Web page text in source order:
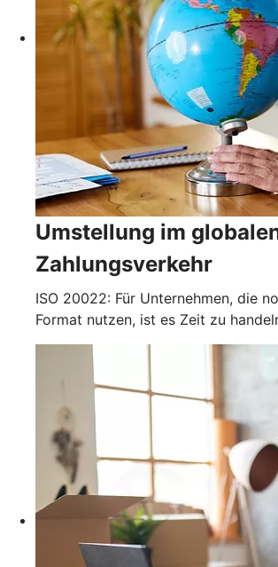
Umstellung im
Zahlungsverkehr
ISO 20022: Für Unternehmen, die
Format nutzen, ist es Zeit zu